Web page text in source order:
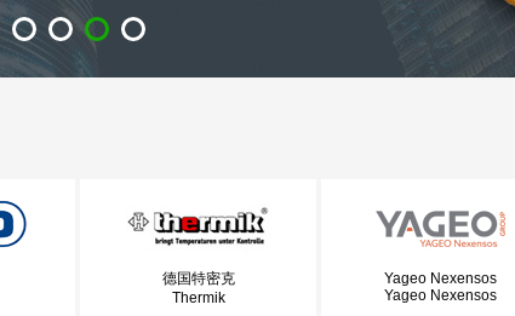
德国特密克
Thermik
Yageo Nexensos
Yageo Nexensos